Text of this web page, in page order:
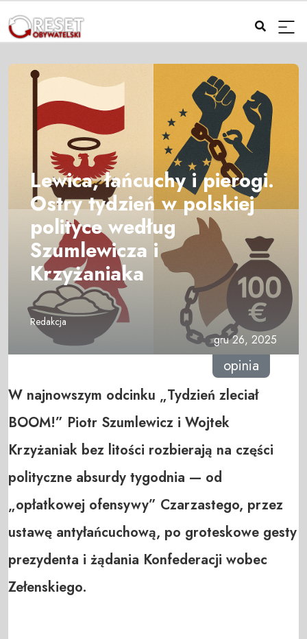
Lewica, łańcuchy i pierogi.
Ostry tydzień w polskiej
polityce według
Szumlewicza i
Krzyżaniaka
Redakcja
gru 26, 2025
opinia
W najnowszym odcinku „Tydzień zleciał
BOOM!” Piotr Szumlewicz i Wojtek
Krzyżaniak bez litości rozbierają na części
polityczne absurdy tygodnia — od
„opłatkowej ofensywy” Czarzastego, przez
ustawę antyłańcuchową, po groteskowe gesty
prezydenta i żądania Konfederacji wobec
Zełenskiego.